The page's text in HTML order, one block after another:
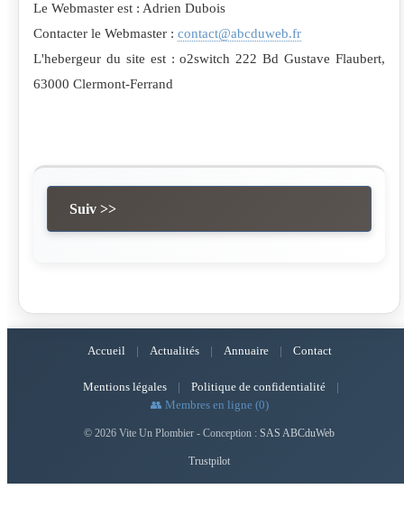
Le Webmaster est : Adrien Dubois
Contacter le Webmaster : contact@abcduweb.fr
L'hebergeur du site est : o2switch 222 Bd Gustave Flaubert,
63000 Clermont-Ferrand
Suiv >>
Accueil Actualités Annuaire Contact
Mentions légales Politique de confidentialité
👥 Membres en ligne (0)
© 2026 Vite Un Plombier - Conception : SAS ABCduWeb
Trustpilot